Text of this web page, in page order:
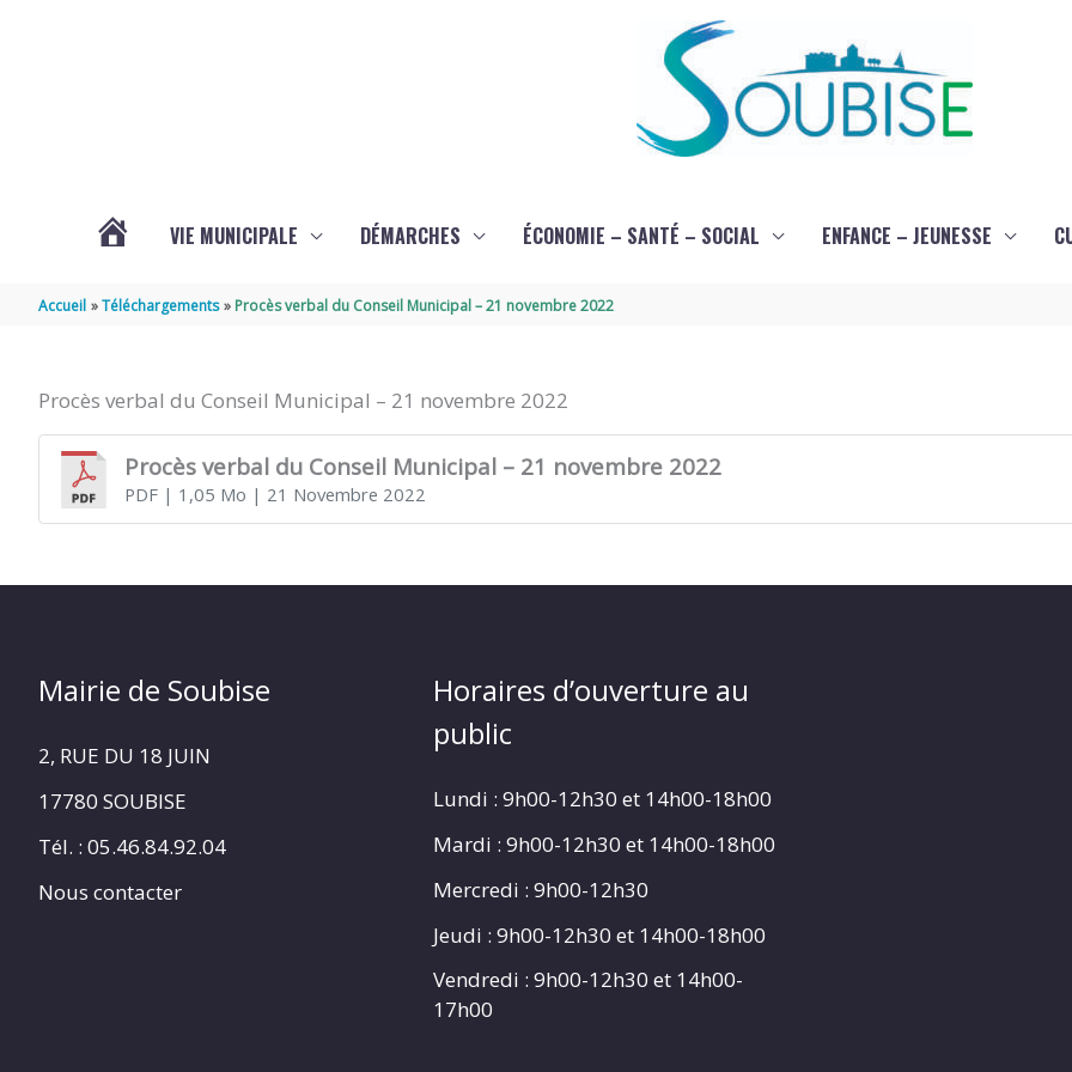
VIE MUNICIPALE DÉMARCHES ÉCONOMIE – SANTÉ – SOCIAL ENFANCE – JEUNESSE
Accueil Téléchargements Procès verbal du Conseil Municipal – 21 novembre 2022
Procès verbal du Conseil Municipal – 21 novembre 2022
Procès verbal du Conseil Municipal – 21 novembre 2022
PDF| 1,05 Mo | 21 Novembre 2022
Mairie de Soubise
2, RUE DU 18 JUIN
17780 SOUBISE
Tél. : 05.46.84.92.04
Nous contacter
Horaires d’ouverture au
public
Lundi : 9h00-12h30 et 14h00-18h00
Mardi : 9h00-12h30 et 14h00-18h00
Mercredi : 9h00-12h30
Jeudi : 9h00-12h30 et 14h00-18h00
Vendredi : 9h00-12h30 et 14h00-
17h00